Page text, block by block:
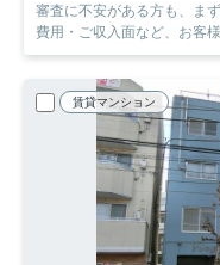
審査に不安がある方も、まずはお
費用・ご収入面など、お客
賃貸マンション